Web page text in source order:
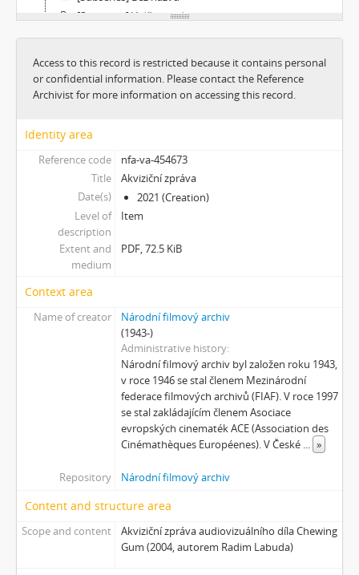
[Subseries] Viděno vzduchem
[Subseries] Krása
[Subseries] Pohybovadlo
[Subseries] Náš očistec
[Subseries] MHD – Bus
[Subseries] Miss Krimi
[Subseries] Vteřina za vteřinou
[Subseries] Obrázky
[Subseries] 360°
[Subseries] Grátis punč
[Subseries] Našla v lese
[Subseries] Karamel je cukr, co už se neuzdraví
[Subseries] Konec jedince
[Subseries] Míchačka
[Subseries] Kapusta
[Subseries] Turista
[Subseries] Dům daleko
[Subseries] Suchá u Nejdku
[Subseries] Zkušebna v Argentinské
[Subseries] Hanibalova svatba
Access to this record is restricted because it contains personal
or confidential information. Please contact the Reference
Archivist for more information on accessing this record.
Identity area
Reference code
nfa-va-454673
Title
Akviziční zpráva
Date(s)
2021 (Creation)
Level of
description
Item
Extent and
medium
PDF, 72.5 KiB
Context area
Name of creator
Národní filmový archiv
(1943-)
Administrative history
Národní filmový archiv byl založen roku 1943,
v roce 1946 se stal členem Mezinárodní
federace filmových archivů (FIAF). V roce 1997
se stal zakládajícím členem Asociace
evropských cinematék ACE (Association des
Cinémathèques Européenes). V České ... »
Repository Národní filmový archiv
Content and structure area
Scope and content
Akviziční zpráva audiovizuálního díla Chewing
Gum (2004, autorem Radim Labuda)